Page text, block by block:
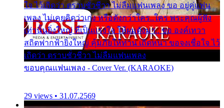
ใจ ไว้เถิดว่า ตราบชั่วชีวา ไม่ลืมแฟนเพลง ขอ อยู่คู่แฟน
เพลง ไม่เคยคิดว่าเก่ง หรือดังกว่าใคร..ใคร พระคุณผู้ฟัง
เท่านั้นยิ่งใหญ่ ที่เป็นแรงใจ ให้ผมดังมา.. ขอ องค์เทวา
สถิตฟากฟ้ายิ่งใหญ่ คุ้มภัยให้ท่าน เถิดหนา ขอจงเชื่อใจ ไว้
เถิดว่า ตราบชั่วชีวา ไม่ลืมแฟนเพลง
ขอบคุณแฟนเพลง - Cover Ver. (KARAOKE)
29 views • 31.07.2569